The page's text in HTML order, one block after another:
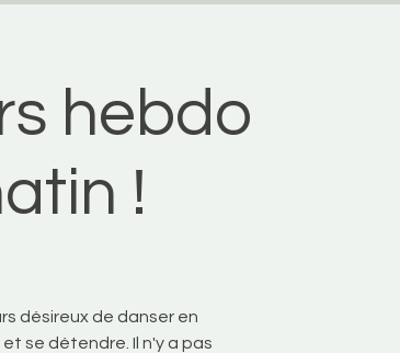
hebdo
!
désireux de danser en
se détendre. Il n'y a pas